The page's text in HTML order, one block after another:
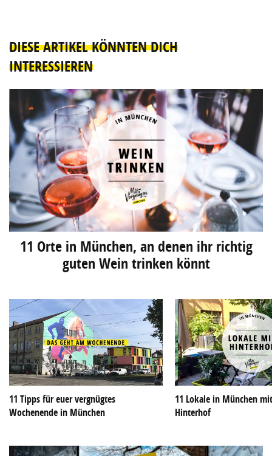
DIESE ARTIKEL KÖNNTEN DICH
INTERESSIEREN
11 Orte in München, an denen ihr richtig
guten Wein trinken könnt
11 Tipps für euer vergnügtes
Wochenende in München
11 Lokale in München
Hinterhof